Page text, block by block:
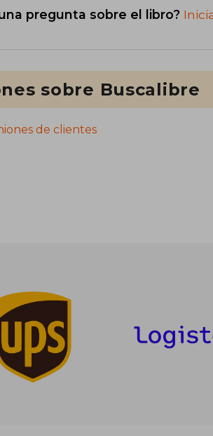
pregunta sobre el libro?
sobre Buscalibre
de clientes